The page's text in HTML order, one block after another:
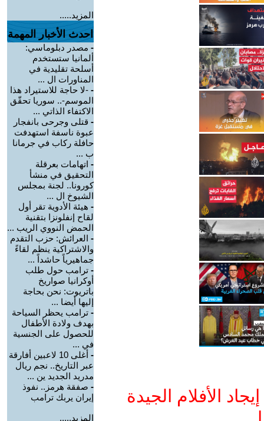
الأفلام الجيدة
المزيد.....
احدث الأخبار المهمة
- مصدر دبلوماسي:
ألمانيا ستستخدم
أسلحة تقليدية في
المناورات ال ...
- -لا حاجة للاستيراد هذا
الموسم-.. سوريا تحقّق
الاكتفاء الذاتي ...
- قتلى وجرحى بانفجار
عبوة ناسفة استهدفت
حافلة ركاب في جرمانا
ب ...
- اتهامات بعرقلة
التحقيق في منشأ
كورونا.. لجنة بمجلس
الشيوخ ال ...
- هيئة الأدوية تقر أول
لقاح إنفلونزا بتقنية
الحمض النووي الريب ...
- العرائش: حزب التقدم
والاشتراكية ينظم لقاءً
جماهيرياً حاشداً ...
- ترامب حول طلب
أوكرانيا صواريخ
باتريوت: نحن بحاجة
إليها أيضا ...
- ترامب يحظر السياحة
بهدف ولادة الأطفال
للحصول على الجنسية
في ...
-
أغلى 10 لاعبين أفارقة
عبر التاريخ.. نجم ريال
مدريد الجديد ين ...
- صفقة هرمز.. نفوذ
إيران يربك ترامب
المزيد.....